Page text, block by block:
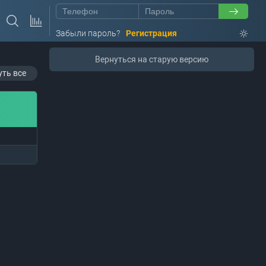
Забыли пароль?
Регистрация
все
Вернуться на старую версию